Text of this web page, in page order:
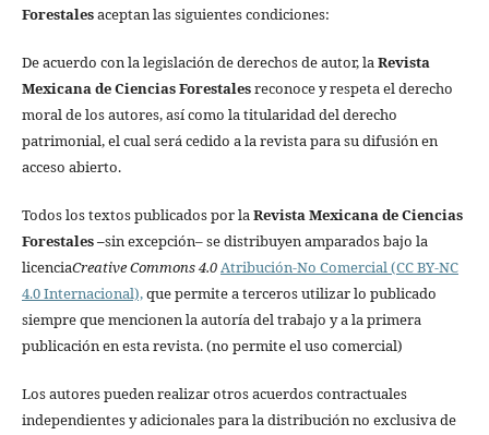
Forestalesaceptan las siguientes condiciones:
De acuerdo con la legislación de derechos de autor, laRevista
Mexicana de Ciencias Forestalesreconoce y respeta el derecho
moral de los autores, así como la titularidad del derecho
patrimonial, el cual será cedido a la revista para su difusión en
acceso abierto.
Todos los textos publicados por laRevista Mexicana de Ciencias
Forestales–sin excepción– se distribuyen amparados bajo la
licenciaCreative Commons 4.0Atribución-No Comercial (CC BY-NC
4.0 Internacional),que permite a terceros utilizar lo publicado
siempre que mencionen la autoría del trabajo y a la primera
publicación en esta revista. (no permite el uso comercial)
Los autores pueden realizar otros acuerdos contractuales
independientes y adicionales para la distribución no exclusiva de